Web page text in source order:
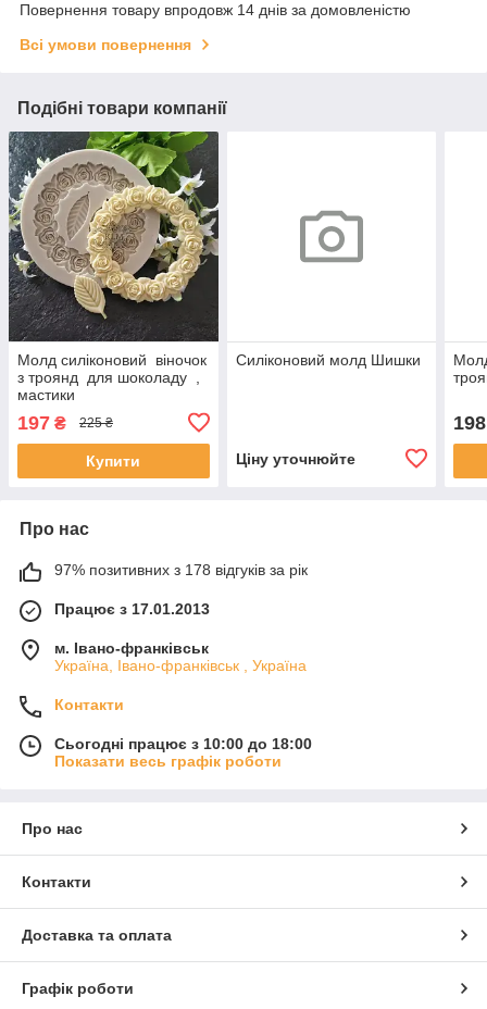
Повернення товару впродовж 14 днів за домовленістю
Всі умови повернення
Подібні товари компанії
Молд силіконовий віночок
з троянд для шоколаду ,
мастики
197 ₴ 225 ₴
Купити
Силіконовий молд Шишки
Ціну уточнюйте
198
Про нас
97% позитивних з 178 відгуків за рік
Працює з 17.01.2013
м. Івано-франківськ
Україна, Івано-франківськ , Україна
Контакти
Сьогодні працює з 10:00 до 18:00
Показати весь графік роботи
Про нас
Контакти
Доставка та оплата
Графік роботи